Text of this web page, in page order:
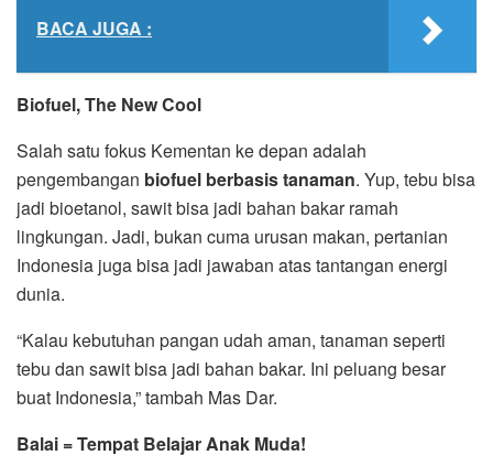
BACA JUGA :
Biofuel, The New Cool
Salah satu fokus Kementan ke depan adalah
pengembangan biofuel berbasis tanaman. Yup, tebu bisa
jadi bioetanol, sawit bisa jadi bahan bakar ramah
lingkungan. Jadi, bukan cuma urusan makan, pertanian
Indonesia juga bisa jadi jawaban atas tantangan energi
dunia.
“Kalau kebutuhan pangan udah aman, tanaman seperti
tebu dan sawit bisa jadi bahan bakar. Ini peluang besar
buat Indonesia,” tambah Mas Dar.
Balai = Tempat Belajar Anak Muda!